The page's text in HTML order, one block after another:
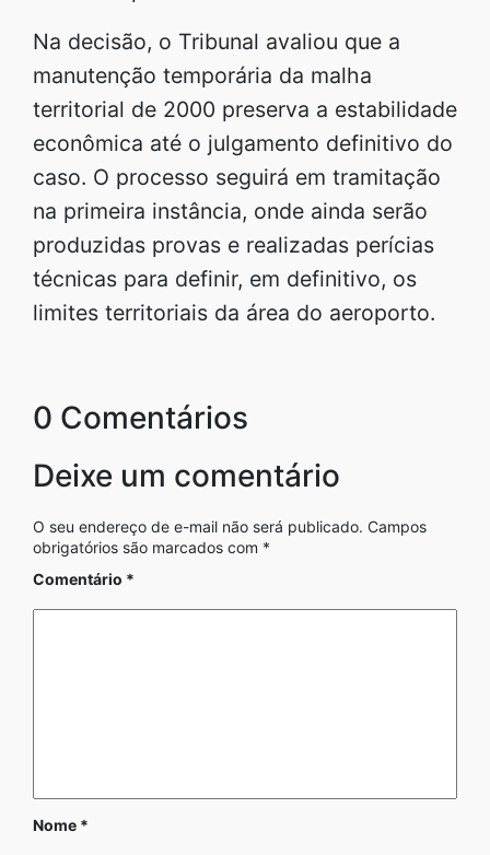
Na decisão, o Tribunal avaliou que a
manutenção temporária da malha
territorial de 2000 preserva a estabilidade
econômica até o julgamento definitivo do
caso. O processo seguirá em tramitação
na primeira instância, onde ainda serão
produzidas provas e realizadas perícias
técnicas para definir, em definitivo, os
limites territoriais da área do aeroporto.
0 Comentários
Deixe um comentário
O seu endereço de e-mail não será publicado. Campos
obrigatórios são marcados com *
Comentário *
Nome *